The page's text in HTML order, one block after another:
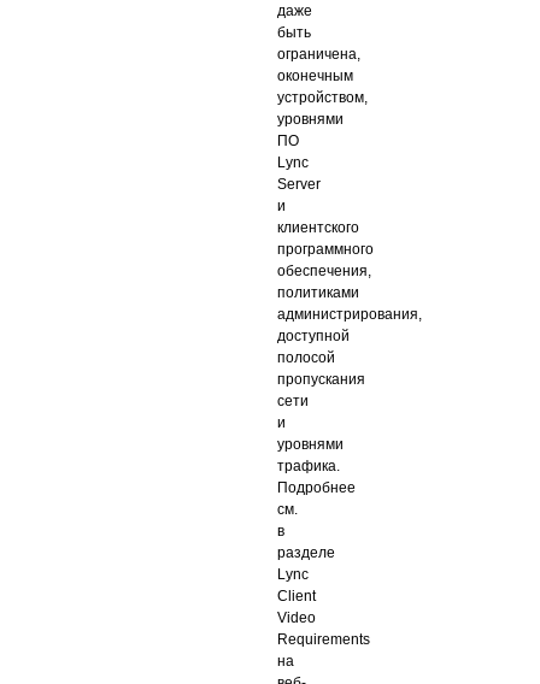
даже
быть
ограничена,
оконечным
устройством,
уровнями
ПО
Lync
Server
и
клиентского
программного
обеспечения,
политиками
администрирования,
доступной
полосой
пропускания
сети
и
уровнями
трафика.
Подробнее
см.
в
разделе
Lync
Client
Video
Requirements
на